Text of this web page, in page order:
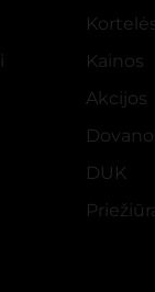
Kainos
Akcijos
DUK